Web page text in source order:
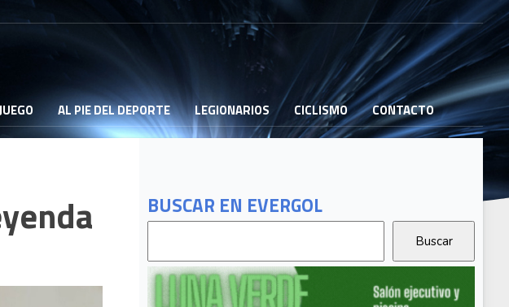
AL PIE DEL DEPORTE LEGIONARIOS CICLISMO CONTACTO
BUSCAR EN EVERGOL